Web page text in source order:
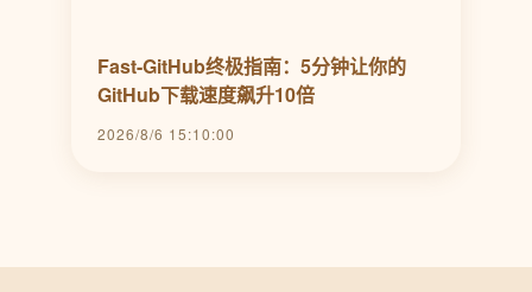
Fast-GitHub终极指南：5分钟让你的
GitHub下载速度飙升10倍
2026/8/6 15:10:00